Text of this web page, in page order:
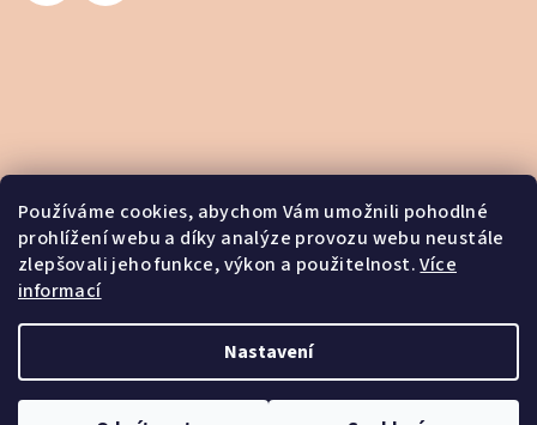
Používáme cookies, abychom Vám umožnili pohodlné
prohlížení webu a díky analýze provozu webu neustále
zlepšovali jeho funkce, výkon a použitelnost.Více
informací
Nastavení
House of Spell